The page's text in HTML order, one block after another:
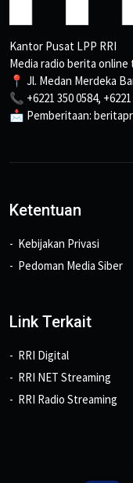
Kantor Pusat LPP RRI
Media radio berita online
📍 Jl. Medan Merdeka
📞 +6221 350 0584,
📩 Pemberitaan:
Ketentuan
Kebijakan Privasi
Pedoman Media Siber
Link Terkait
RRI Digital
RRI NET Streaming
RRI Radio Streaming